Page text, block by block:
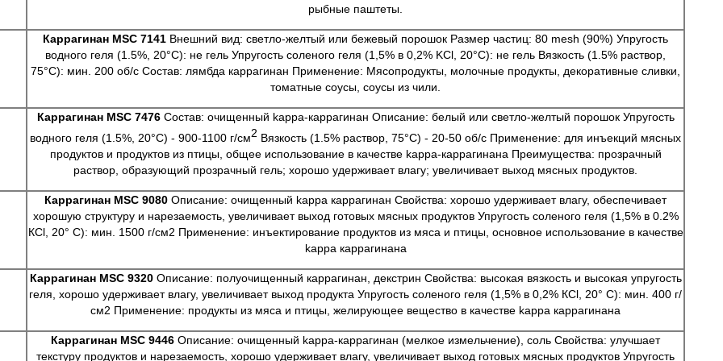
рыбные паштеты.
Каррагинан MSC 7141 Внешний вид: светло-желтый или бежевый порошок Размер частиц: 80 mesh (90%) Упругость
водного геля (1.5%, 20°С): не гель Упругость соленого геля (1,5% в 0,2% KCl, 20°C): не гель Вязкость (1.5% раствор,
75°С): мин. 200 об/с Состав: лямбда каррагинан Применение: Мясопродукты, молочные продукты, декоративные сливки,
томатные соусы, соусы из чили.
Каррагинан MSC 7476Состав: очищенный kappa-каррагинан Описание: белый или светло-желтый порошок Упругость
водного геля (1.5%, 20°С) - 900-1100 г/см2 Вязкость (1.5% раствор, 75°С) - 20-50 об/с Применение: для инъекций мясных
продуктов и продуктов из птицы, общее использование в качестве kappa-каррагинана Преимущества: прозрачный
раствор, образующий прозрачный гель; хорошо удерживает влагу; увеличивает выход мясных продуктов.
Каррагинан MSC 9080 Описание: очищенный kappa каррагинан Свойства: хорошо удерживает влагу, обеспечивает
хорошую структуру и нарезаемость, увеличивает выход готовых мясных продуктов Упругость соленого геля (1,5% в 0.2%
КCl, 20° C): мин. 1500 г/см2 Применение: инъектирование продуктов из мяса и птицы, основное использование в качестве
kappa каррагинана
Каррагинан MSC 9320Описание: полуочищенный каррагинан, декстрин Свойства: высокая вязкость и высокая упругость
геля, хорошо удерживает влагу, увеличивает выход продукта Упругость соленого геля (1,5% в 0,2% КCl, 20° C): мин. 400 г/
см2 Применение: продукты из мяса и птицы, желирующее вещество в качестве kappa каррагинана
Каррагинан MSC 9446 Описание: очищенный kappa-каррагинан (мелкое измельчение), соль Свойства: улучшает
текстуру продуктов и нарезаемость, хорошо удерживает влагу, увеличивает выход готовых мясных продуктов Упругость